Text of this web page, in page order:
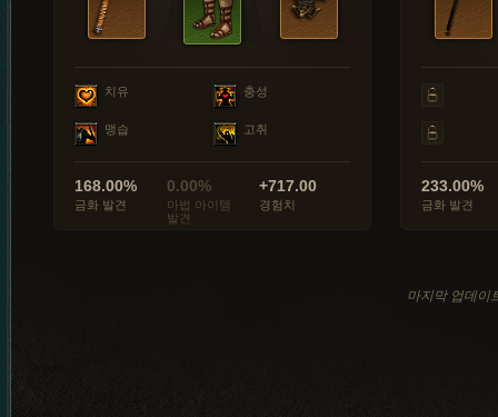
치유 충성
맹습 고취
168.00%
금화 발견
0.00%
마법 아이템
발견
+717.00
경험치
233.00%
금화 발견
마지막 업데이